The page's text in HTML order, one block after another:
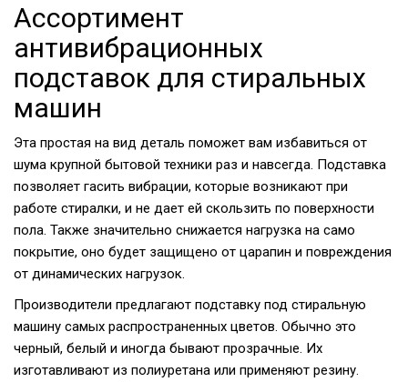
Ассортимент
антивибрационных
подставок для стиральных
машин
Эта простая на вид деталь поможет вам избавиться от
шума крупной бытовой техники раз и навсегда. Подставка
позволяет гасить вибрации, которые возникают при
работе стиралки, и не дает ей скользить по поверхности
пола. Также значительно снижается нагрузка на само
покрытие, оно будет защищено от царапин и повреждения
от динамических нагрузок.
Производители предлагают подставку под стиральную
машину самых распространенных цветов. Обычно это
черный, белый и иногда бывают прозрачные. Их
изготавливают из полиуретана или применяют резину.